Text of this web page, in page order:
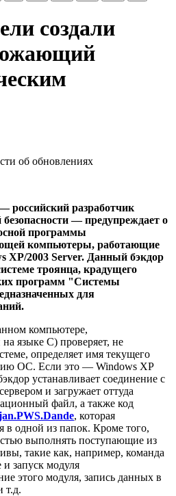
создали
об обновлениях
российский разработчик
— предупреждает о
программы
компьютеры, работающие
XP/2003 Server. Данный бэкдор
троянца, крадущего
программ "Системы
для
компьютере,
языке C) проверяет, не
определяет имя текущего
ОС. Если это — Windows XP
устанавливает соединение с
и загружает оттуда
файл, а также код
, которая
в одной из папок. Кроме того,
выполнять поступающие из
такие как, например, команда
и запуск модуля
этого модуля, запись данных в
т.д.